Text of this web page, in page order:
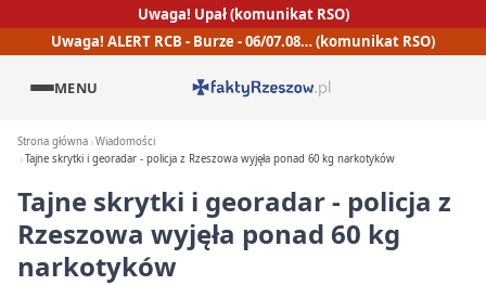
Uwaga! Upał (komunikat RSO)
Uwaga! ALERT RCB - Burze - 06/07.08… (komunikat RSO)
MENU
Strona główna Wiadomości
Tajne skrytki i georadar - policja z Rzeszowa wyjęła ponad 60 kg narkotyków
Tajne skrytki i georadar - policja z
Rzeszowa wyjęła ponad 60 kg
narkotyków